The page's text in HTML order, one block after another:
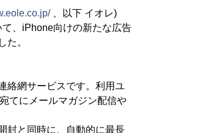
、以下 イオレ)
、iPhone向けの新たな広告
た。
絡網サービスです。利用ユ
てにメールマガジン配信や
封と同時に、自動的に最長